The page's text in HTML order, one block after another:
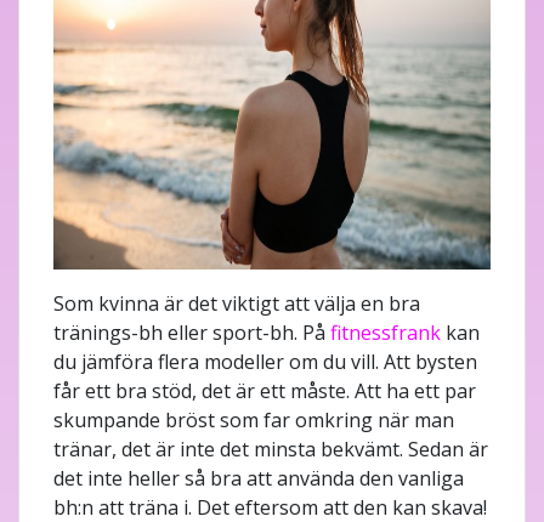
Som kvinna är det viktigt att välja en bra
tränings-bh eller sport-bh. På fitnessfrank kan
du jämföra flera modeller om du vill. Att bysten
får ett bra stöd, det är ett måste. Att ha ett par
skumpande bröst som far omkring när man
tränar, det är inte det minsta bekvämt. Sedan är
det inte heller så bra att använda den vanliga
bh:n att träna i. Det eftersom att den kan skava!